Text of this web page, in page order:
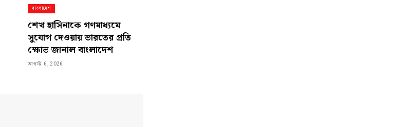
বাংলাদেশ
শেখ হাসিনাকে গণমাধ্যমে
সুযোগ দেওয়ায় ভারতের প্রতি
ক্ষোভ জানাল বাংলাদেশ
আগস্ট 6, 2026